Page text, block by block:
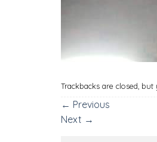
Trackbacks are closed, but
← Previous
Next →